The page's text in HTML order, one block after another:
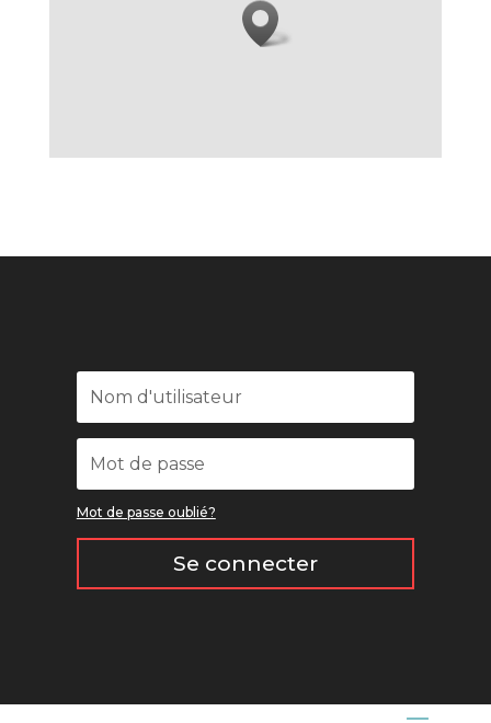
Mot de passe oublié?
Se connecter